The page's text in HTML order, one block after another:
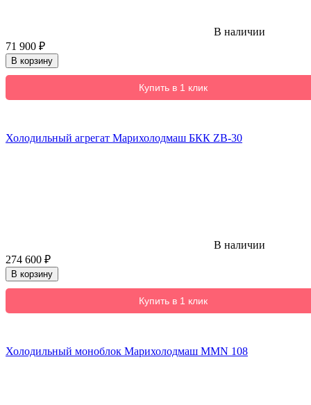
В наличии
71 900 ₽
В корзину
Купить в 1 клик
Холодильный агрегат Марихолодмаш БКК ZB-30
В наличии
274 600 ₽
В корзину
Купить в 1 клик
Холодильный моноблок Марихолодмаш MMN 108